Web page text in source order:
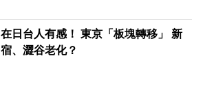
在日台人有感！ 東京「板塊轉移」 新
宿、澀谷老化？